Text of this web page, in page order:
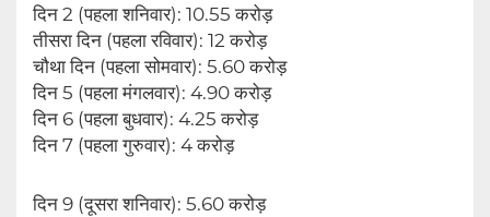
दिन 2 (पहला शनिवार): 10.55 करोड़
तीसरा दिन (पहला रविवार): 12 करोड़
चौथा दिन (पहला सोमवार): 5.60 करोड़
दिन 5 (पहला मंगलवार): 4.90 करोड़
दिन 6 (पहला बुधवार): 4.25 करोड़
दिन 7 (पहला गुरुवार): 4 करोड़
दिन 9 (दूसरा शनिवार): 5.60 करोड़